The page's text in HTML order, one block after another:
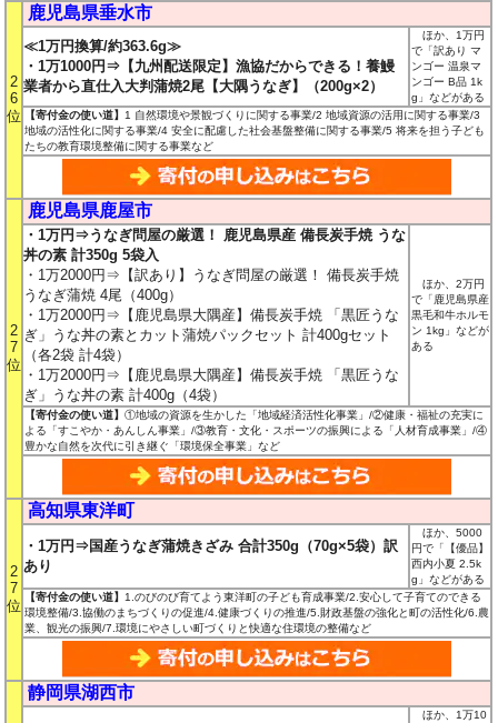
2
6
位
鹿児島県垂水市
≪1万円換算/約363.6g≫
・1万1000円⇒【九州配送限定】漁協だからできる！養鰻
業者から直仕入大判蒲焼2尾【大隅うなぎ】（200g×2）
ほか、1万円
で「訳あり マ
ンゴー 温泉マ
ンゴー B品 1k
g」などがある
【寄付金の使い道】1 自然環境や景観づくりに関する事業/2 地域資源の活用に関する事業/3
地域の活性化に関する事業/4 安全に配慮した社会基盤整備に関する事業/5 将来を担う子ども
たちの教育環境整備に関する事業など
2
7
位
鹿児島県鹿屋市
・1万円⇒うなぎ問屋の厳選！ 鹿児島県産 備長炭手焼 うな
丼の素 計350g 5袋入
・1万2000円⇒【訳あり】うなぎ問屋の厳選！ 備長炭手焼
うなぎ蒲焼 4尾（400g）
・1万2000円⇒【鹿児島県大隅産】備長炭手焼 「黒匠うな
ぎ」うな丼の素とカット蒲焼パックセット 計400gセット
（各2袋 計4袋）
・1万2000円⇒【鹿児島県大隅産】備長炭手焼 「黒匠うな
ぎ」うな丼の素 計400g（4袋）
ほか、2万円
で「鹿児島県産
黒毛和牛ホルモ
ン 1kg」などが
ある
【寄付金の使い道】①地域の資源を生かした「地域経済活性化事業」/②健康・福祉の充実に
よる「すこやか・あんしん事業」/③教育・文化・スポーツの振興による「人材育成事業」/④
豊かな自然を次代に引き継ぐ「環境保全事業」など
2
7
位
高知県東洋町
・1万円⇒国産うなぎ蒲焼きざみ 合計350g（70g×5袋）訳
あり
ほか、5000
円で「【優品】
西内小夏 2.5k
g」などがある
【寄付金の使い道】1.のびのび育てよう東洋町の子ども育成事業/2.安心して子育てのできる
環境整備/3.協働のまちづくりの促進/4.健康づくりの推進/5.財政基盤の強化と町の活性化/6.農
業、観光の振興/7.環境にやさしい町づくりと快適な住環境の整備など
静岡県湖西市
ほか、1万10